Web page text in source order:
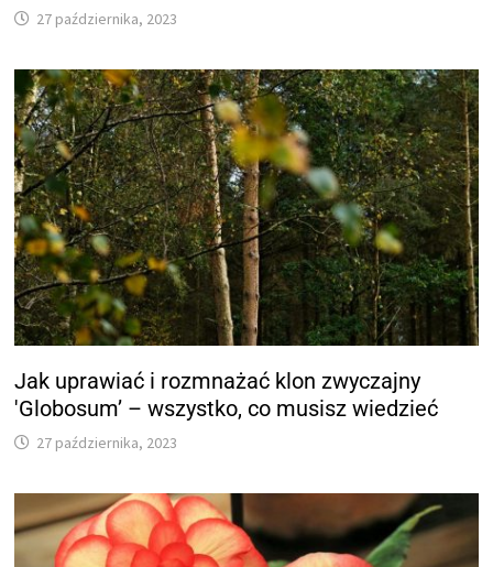
27 października, 2023
Jak uprawiać i rozmnażać klon zwyczajny
'Globosum’ – wszystko, co musisz wiedzieć
27 października, 2023